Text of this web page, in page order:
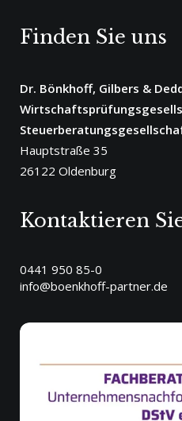
Finden Sie uns
Dr. Bönkhoff, Gilbers &
Hauptstraße 35
26122 Oldenburg
Kontaktieren
0441 950 85-0
info@boenkhoff-partner.de